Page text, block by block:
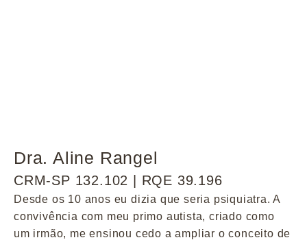
Dra. Aline Rangel
CRM-SP 132.102 | RQE 39.196
Desde os 10 anos eu dizia que seria psiquiatra. A
convivência com meu primo autista, criado como
um irmão, me ensinou cedo a ampliar o conceito de